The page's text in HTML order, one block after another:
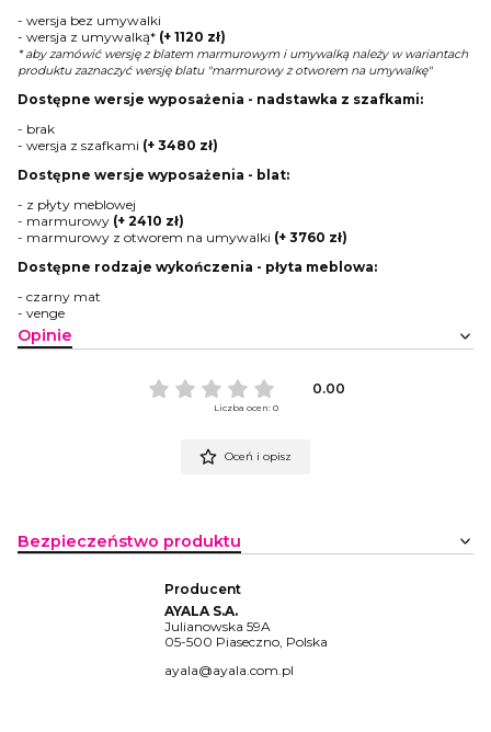
- wersja bez umywalki
- wersja z umywalką* (+ 1120 zł)
* aby zamówić wersję z blatem marmurowym i umywalką należy w wariantach
produktu zaznaczyć wersję blatu "marmurowy z otworem na umywalkę"
Dostępne wersje wyposażenia - nadstawka z szafkami:
- brak
- wersja z szafkami (+ 3480 zł)
Dostępne wersje wyposażenia - blat:
- z płyty meblowej
- marmurowy (+ 2410 zł)
- marmurowy z otworem na umywalki (+ 3760 zł)
Dostępne rodzaje wykończenia - płyta meblowa:
- czarny mat
- venge
Opinie
0.00
Liczba ocen: 0
Oceń i opisz
Bezpieczeństwo produktu
Producent
AYALA S.A.
Julianowska 59A
05-500 Piaseczno, Polska
ayala@ayala.com.pl